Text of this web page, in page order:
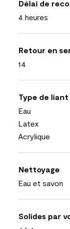
Délai de
4 heures
Retour en
14
Type de
Eau
Latex
Acrylique
Nettoyage
Eau et savon
Solides par